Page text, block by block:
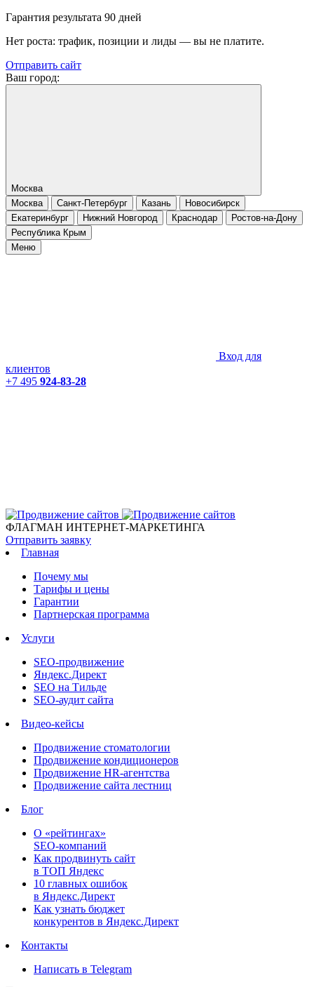
Гарантия результата 90 дней
Нет роста: трафик, позиции и лиды — вы не платите.
Отправить сайт
Ваш город:
Москва
Москва
Санкт-Петербург Казань
Новосибирск
Екатеринбург
Нижний Новгород Краснодар
Ростов-на-Дону
Республика Крым
Меню
Вход для
клиентов
+7 495 924-83-28
ФЛАГМАН ИНТЕРНЕТ-МАРКЕТИНГА
Отправить заявку
Главная
Почему мы
Тарифы и цены
Гарантии
Партнерская программа
Услуги
SEO-продвижение
Яндекс.Директ
SEO на Тильде
SEO-аудит сайта
Видео-кейсы
Продвижение стоматологии
Продвижение кондиционеров
Продвижение HR-агентства
Продвижение сайта лестниц
Блог
О «рейтингах»
SEO-компаний
Как продвинуть сайт
в ТОП Яндекс
10 главных ошибок
в Яндекс.Директ
Как узнать бюджет
конкурентов в Яндекс.Директ
Контакты
Написать в Telegram